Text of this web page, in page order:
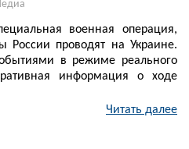
военная операция,
России проводят на Украине.
в режиме реального
информация о ходе
Читать далее